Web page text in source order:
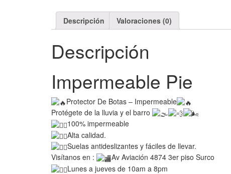
Descripción Valoraciones (0)
Descripción
Impermeable Pie
Protector De Botas – Impermeable
Protégete de la lluvia y el barro
100% impermeable
Alta calidad.
Suelas antideslizantes y fáciles de llevar.
Visítanos en :
Av Aviación 4874 3er piso Surco
Lunes a jueves de 10am a 8pm